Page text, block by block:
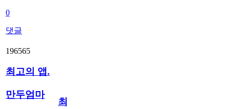
0
댓글
196565
최고의 앱.
만두엄마
최